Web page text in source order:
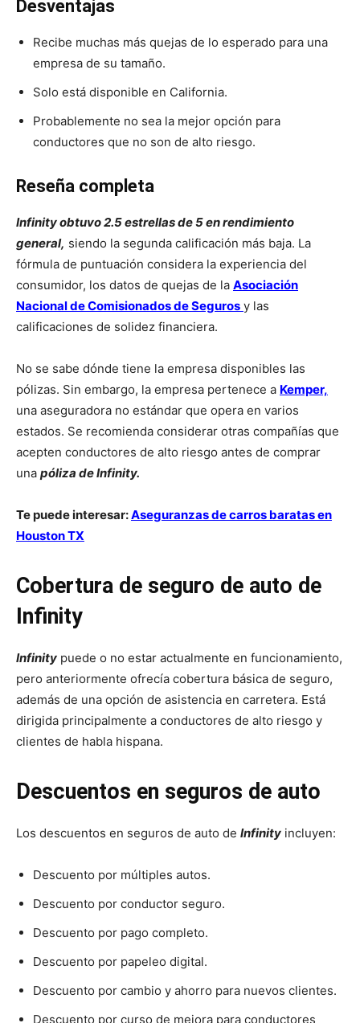
Desventajas
Recibe muchas más quejas de lo esperado para una
empresa de su tamaño.
Solo está disponible en California.
Probablemente no sea la mejor opción para
conductores que no son de alto riesgo.
Reseña completa
Infinity obtuvo 2.5 estrellas de 5 en rendimiento
general, siendo la segunda calificación más baja. La
fórmula de puntuación considera la experiencia del
consumidor, los datos de quejas de la Asociación
Nacional de Comisionados de Seguros y las
calificaciones de solidez financiera.
No se sabe dónde tiene la empresa disponibles las
pólizas. Sin embargo, la empresa pertenece a Kemper,
una aseguradora no estándar que opera en varios
estados. Se recomienda considerar otras compañías que
acepten conductores de alto riesgo antes de comprar
una póliza de Infinity.
Te puede interesar:Aseguranzas de carros baratas en
Houston TX
Cobertura de seguro de auto de
Infinity
Infinity puede o no estar actualmente en funcionamiento,
pero anteriormente ofrecía cobertura básica de seguro,
además de una opción de asistencia en carretera. Está
dirigida principalmente a conductores de alto riesgo y
clientes de habla hispana.
Descuentos en seguros de auto
Los descuentos en seguros de auto de Infinity incluyen:
Descuento por múltiples autos.
Descuento por conductor seguro.
Descuento por pago completo.
Descuento por papeleo digital.
Descuento por cambio y ahorro para nuevos clientes.
Descuento por curso de mejora para conductores